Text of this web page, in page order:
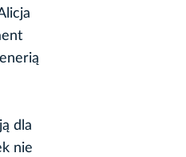
dla
nie